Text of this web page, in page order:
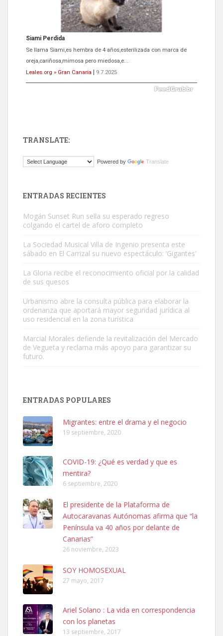
Siami Perdida
Se llama Siami,es hembra de 4 años,esterilizada con marca de
oreja,cariñosa,mimosa pero miedosa,e...
Leales.org » Gran Canaria
9.7.2025
El ayuntamiento se va a llevar a Los Gatos callejeros de la zona los
Este gato macho ha aparecido en la calle hace menos de un mes,
Leales.org » Gran Canaria | 9.7.2025
Leales.org » Gran Canaria
SHIBA PERDIDO AVDA JOSE MESA Y LOPEZ
PERRO MACHO RAZA SHIBA CON MICROCHIP PERDIDO HOY
06/07/2025 ZONA MESA Y LOPEZ. ES MUY ASUSTADIZO
Leales.org » Gran Canaria
6.7.2025
Ninfa perdida
El día 5 se los perdió una ninfa papillera, asustada tiene miedo a la
TRANSLATE:
Powered by Translate
ENTRADAS RECIENTES
Mogán Sunset Run sella su esperado regreso
colgando el cartel de aforo completo
La Sociedad Musical Villa de Ingenio presenta este
sábado en El Carrizal su nuevo espectáculo: ‘Gigantes’
La Gloria recibe el reconocimiento oficial por la calidad
de sus quesos
Urbanismo abre la consulta pública para elaborar la
ordenanza que aportará mayor seguridad jurídica al
uso residencial en la zona turística
Marcial Morales defiende la revitalización del Mercado
de Vegueta y reclama más apoyo para garantizar su
futuro.
ENTRADAS POPULARES
Migrantes: entre el drama y el negocio
19 septiembre, 2020
COVID-19: ¿Qué es verdad y que es
mentira?
6 septiembre, 2020
El presidente de la Plataforma de
Autocaravanas Autónomas afirma que “la
Península va 40 años por delante de
Canarias”
26 noviembre, 2023
SOY HOMOSEXUAL
27 mayo, 2017
Ariel Solano : La vida en correspondencia
con los planetas
13 septiembre, 2017